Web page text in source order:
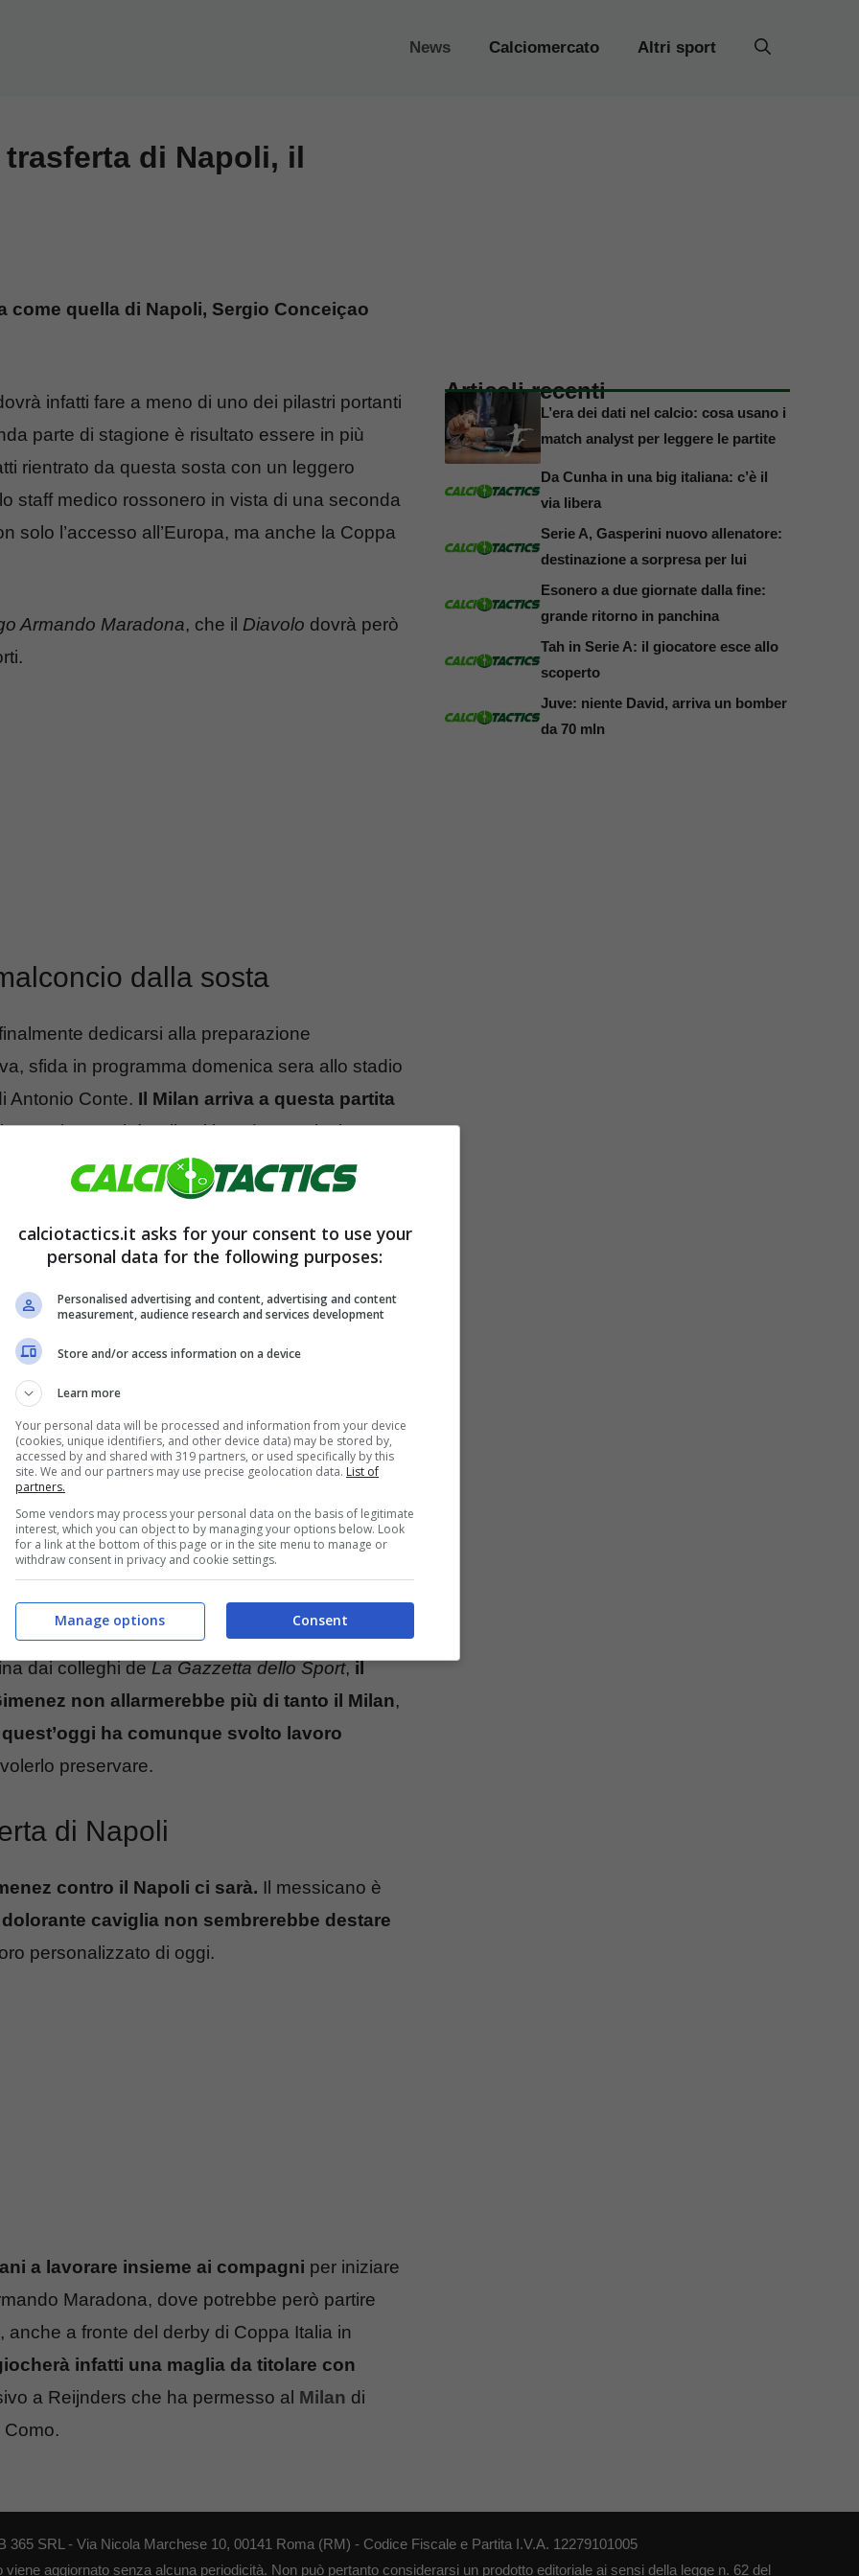
News Calciomercato Altri sport
di Napoli, il
come quella di Napoli, Sergio Conceiçao
infatti fare a meno di uno dei pilastri portanti
parte di stagione è risultato essere in più
rientrato da questa sosta con un leggero
staff medico rossonero in vista di una seconda
solo l’accesso all’Europa, ma anche la Coppa
Armando Maradona, che il Diavolo dovrà però
dalla sosta
dedicarsi alla preparazione
sfida in programma domenica sera allo stadio
Antonio Conte. Il Milan arriva a questa partita
anche perché nelle ultime due partite la
carattere conquistato 6 punti, tutti in rimonta.
così come la potrebbe fare l’assenza
rientrato particolarmente acciaccato
di essere al 100% per la sfida
staff medico rossonero valuterà l’attaccante
sembrano essere positive.
dai colleghi deLa Gazzetta dello Sport,il
non allarmerebbe più di tanto il Milan,
ha comunque svolto lavoro
preservare.
di Napoli
contro il Napoli ci sarà. Il messicano è
dolorante caviglia non sembrerebbe destare
personalizzato di oggi.
a lavorare insieme ai compagni per iniziare
Maradona, dove potrebbe però partire
a fronte del derby di Coppa Italia in
infatti una maglia da titolare con
a Reijnders che ha permesso al Milan di
Articoli recenti
L’era dei dati nel calcio: cosa usano i
match analyst per leggere le partite
Da Cunha in una big italiana: c’è il
via libera
Serie A, Gasperini nuovo allenatore:
destinazione a sorpresa per lui
Esonero a due giornate dalla fine:
grande ritorno in panchina
Tah in Serie A: il giocatore esce allo
scoperto
Juve: niente David, arriva un bomber
da 70 mln
365 SRL - Via Nicola Marchese 10, 00141 Roma (RM) - Codice Fiscale e Partita I.V.A. 12279101005
aggiornato senza alcuna periodicità. Non può pertanto considerarsi un prodotto editoriale ai sensi della legge n. 62 del
calciotactics.it asks for your consent to use your
personal data for the following purposes:
Personalised advertising and content, advertising and content
measurement, audience research and services development
Store and/or access information on a device
Learn more
Your personal data will be processed and information from your device
(cookies, unique identifiers, and other device data) may be stored by,
accessed by and shared with 319 partners, or used specifically by this
site. We and our partners may use precise geolocation data. List of
partners.
Some vendors may process your personal data on the basis of legitimate
interest, which you can object to by managing your options below. Look
for a link at the bottom of this page or in the site menu to manage or
withdraw consent in privacy and cookie settings.
Consent
Manage options